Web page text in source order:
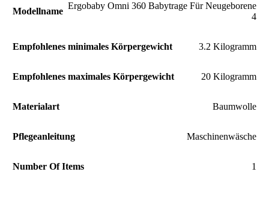
Modellname
‎Ergobaby Omni 360 Babytrage Für Neugeborene
4
Empfohlenes minimales Körpergewicht ‎3.2 Kilogramm
Empfohlenes maximales Körpergewicht ‎20 Kilogramm
Materialart ‎Baumwolle
Pflegeanleitung ‎Maschinenwäsche
Number Of Items ‎1